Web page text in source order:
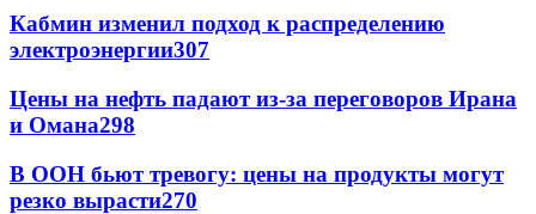
Кабмин изменил подход к распределению
электроэнергии307
Цены на нефть падают из-за переговоров Ирана
и Омана298
В ООН бьют тревогу: цены на продукты могут
резко вырасти270